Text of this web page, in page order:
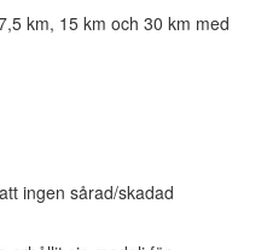
km, 15 km och 30 km med
ingen sårad/skadad